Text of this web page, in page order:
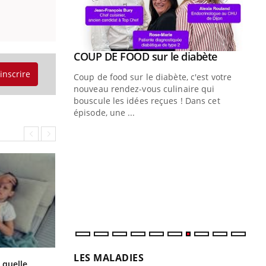
Syndrome métabolique : quels sont
» pour Youtube
COUP DE FOOD sur le diabèteYoutube
Coup de food sur le diabète, c'est votre
nouveau rendez-vous culinaire qui
bouscule les idées reçues ! Dans cet
épisode, une ...
LES MALADIES